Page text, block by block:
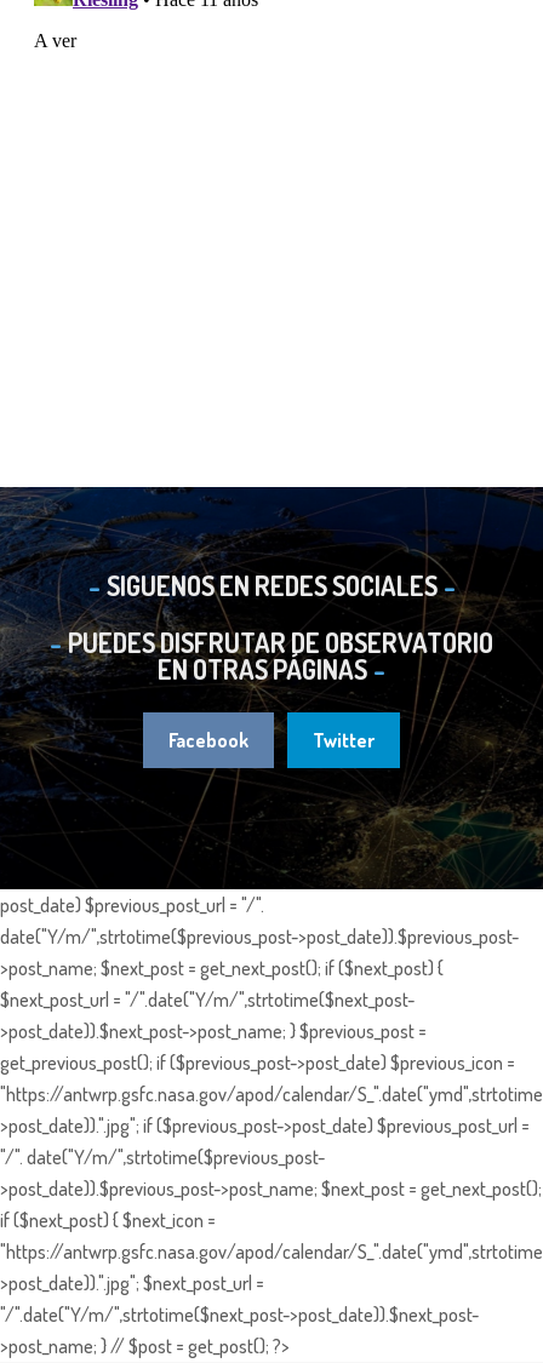
SIGUENOS EN REDES SOCIALES
PUEDES DISFRUTAR DE OBSERVATORIO
EN OTRAS PÁGINAS
Facebook Twitter
post_date) $previous_post_url = "/".
date("Y/m/",strtotime($previous_post->post_date)).$previous_post-
>post_name; $next_post = get_next_post(); if ($next_post) {
$next_post_url = "/".date("Y/m/",strtotime($next_post-
>post_date)).$next_post->post_name; } $previous_post =
get_previous_post(); if ($previous_post->post_date) $previous_icon =
"https://antwrp.gsfc.nasa.gov/apod/calendar/
>post_date)).".jpg"; if ($previous_post->post_date) $previous_post_url =
"/". date("Y/m/",strtotime($previous_post-
>post_date)).$previous_post->post_name; $next_post = get_next_post();
if ($next_post) { $next_icon =
"https://antwrp.gsfc.nasa.gov/apod/calendar/
>post_date)).".jpg"; $next_post_url =
"/".date("Y/m/",strtotime($next_post->post_date)).$next_post-
>post_name; } // $post = get_post(); ?>